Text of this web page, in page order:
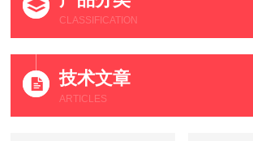
CLASSIFICATION
技术文章
ARTICLES